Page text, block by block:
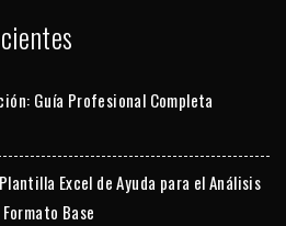
Guía Profesional Completa
Plantilla Excel de Ayuda para el Análisis
Base